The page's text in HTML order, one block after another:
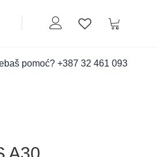
Moj nalogLista zelja
Korpa
pomoć? +387 32 461 093